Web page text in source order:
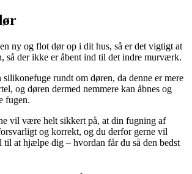
ny og flot dør op i dit hus, så er det vigtigt at
så der ikke er åbent ind til det indre murværk.
rundt om døren, da denne er mere
og døren dermed nemmere kan åbnes og
fugen.
vil være helt sikkert på, at din fugning af
og korrekt, og du derfor gerne vil
til at hjælpe dig – hvordan får du så den bedst